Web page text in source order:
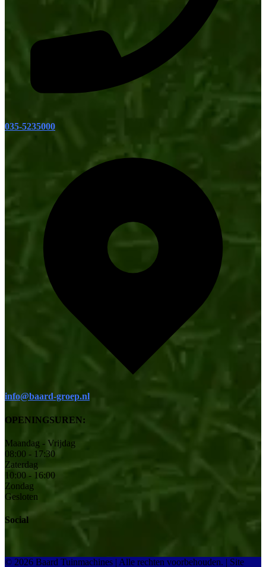
035-5235000
info@baard-groep.nl
OPENINGSUREN:
Maandag - Vrijdag
08:00 - 17:30
Zaterdag
10:00 - 16:00
Zondag
Gesloten
Social
© 2026 Baard Tuinmachines | Alle rechten voorbehouden. Site